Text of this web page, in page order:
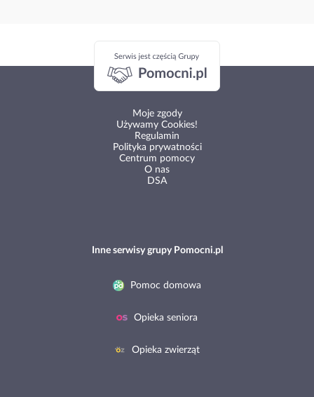
Moje zgody
Używamy Cookies!
Regulamin
Polityka prywatności
Centrum pomocy
O nas
DSA
Inne serwisy grupy Pomocni.pl
Pomoc domowa
Opieka seniora
Opieka zwierząt